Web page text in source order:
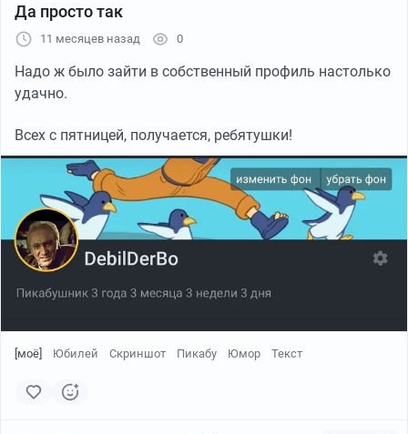
Да просто так
11 месяцев назад 0
Надо ж было зайти в собственный профиль настолько
удачно.
Всех с пятницей, получается, ребятушки!
[моё] Юбилей Скриншот Пикабу Юмор Текст